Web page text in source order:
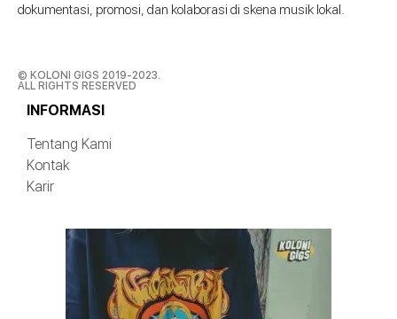
dokumentasi, promosi, dan kolaborasi di skena musik lokal.
© KOLONI GIGS 2019-2023.
ALL RIGHTS RESERVED
INFORMASI
Tentang Kami
Kontak
Karir